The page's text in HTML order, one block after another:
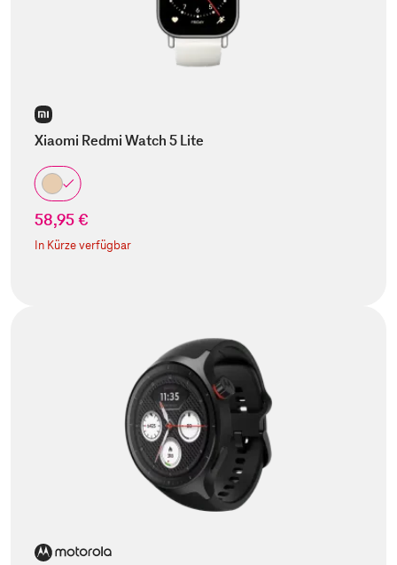
Xiaomi Redmi Watch 5 Lite
58,95 €
In Kürze verfügbar